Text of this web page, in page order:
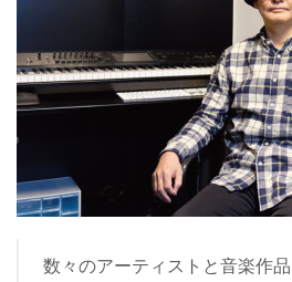
数々のアーティストと音楽作